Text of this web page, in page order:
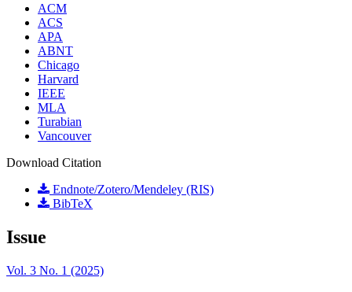
ACM
ACS
APA
ABNT
Chicago
Harvard
IEEE
MLA
Turabian
Vancouver
Download Citation
Endnote/Zotero/Mendeley (RIS)
BibTeX
Issue
Vol. 3 No. 1 (2025)